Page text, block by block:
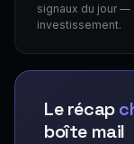
signaux du jour —
investissement.
Le récap
boîte mail